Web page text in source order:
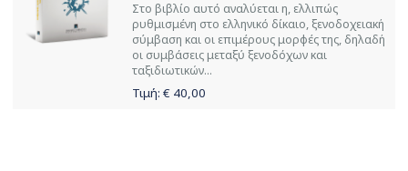
Στο βιβλίο αυτό αναλύεται η, ελλιπώς
ρυθμισμένη στο ελληνικό δίκαιο, ξενοδοχειακή
σύμβαση και οι επιμέρους μορφές της, δηλαδή
οι συμβάσεις μεταξύ ξενοδόχων και
ταξιδιωτικών...
Τιμή: € 40,00